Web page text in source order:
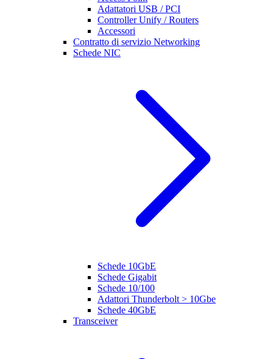
Adattatori USB / PCI
Controller Unify / Routers
Accessori
Contratto di servizio Networking
Schede NIC
Schede 10GbE
Schede Gigabit
Schede 10/100
Adattori Thunderbolt > 10Gbe
Schede 40GbE
Transceiver